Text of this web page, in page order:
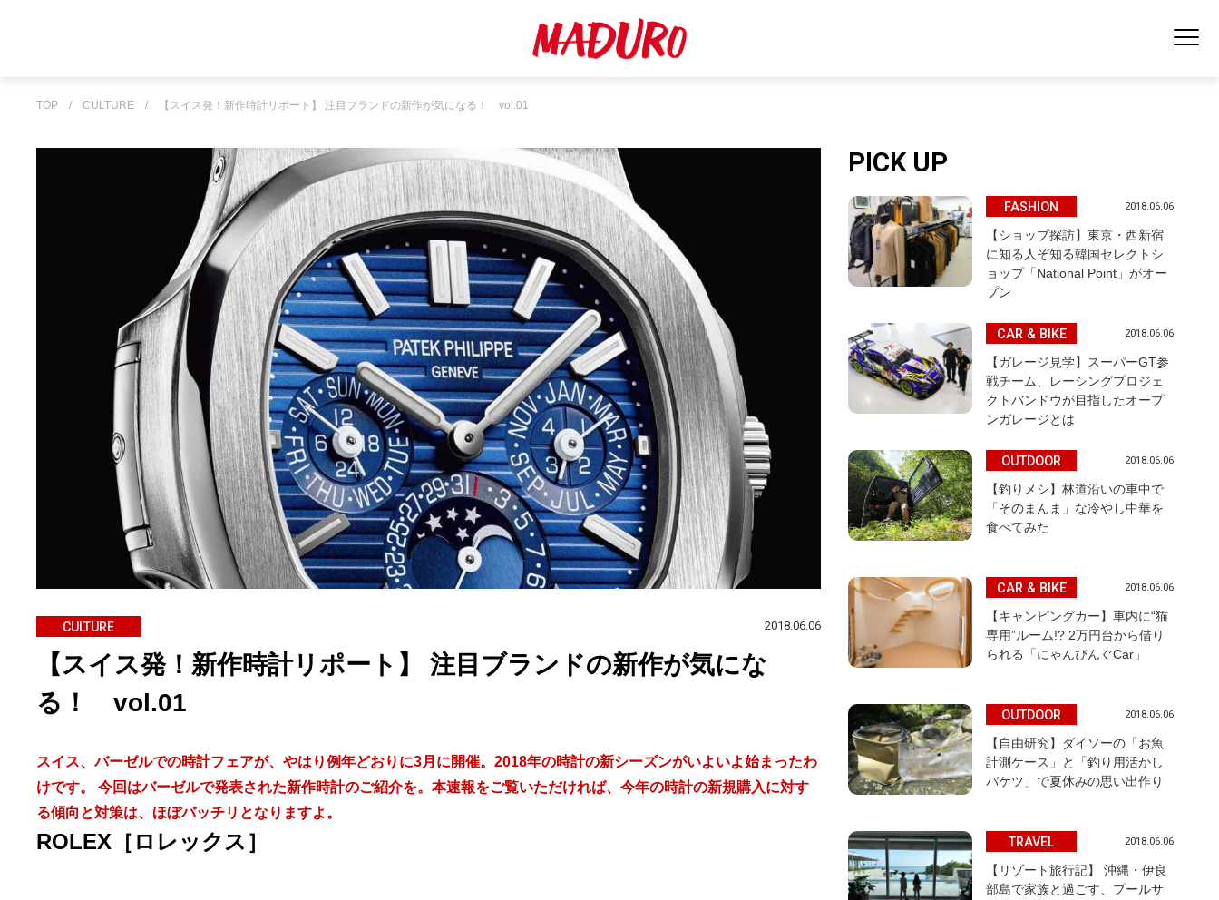
TOP / CULTURE / 【スイス発！新作時計リポート】 注目ブランドの新作が気になる！ vol.01
CULTURE 2018.06.06
【スイス発！新作時計リポート】 注目ブランドの新作が気にな
る！ vol.01
スイス、バーゼルでの時計フェアが、やはり例年どおりに3月に開催。2018年の時計の新シーズンがいよいよ始まったわ
けです。 今回はバーゼルで発表された新作時計のご紹介を。本速報をご覧いただければ、今年の時計の新規購入に対す
る傾向と対策は、ほぼバッチリとなりますよ。
ROLEX［ロレックス］
PICK UP
FASHION 2018.06.06
【ショップ探訪】東京・西新宿
に知る人ぞ知る韓国セレクトシ
ョップ「National Point」がオー
プン
CAR & BIKE 2018.06.06
【ガレージ見学】スーパーGT参
戦チーム、レーシングプロジェ
クトバンドウが目指したオープ
ンガレージとは
OUTDOOR 2018.06.06
【釣りメシ】林道沿いの車中で
「そのまんま」な冷やし中華を
食べてみた
CAR & BIKE 2018.06.06
【キャンピングカー】車内に“猫
専用”ルーム!? 2万円台から借り
られる「にゃんぴんぐCar」
OUTDOOR 2018.06.06
【自由研究】ダイソーの「お魚
計測ケース」と「釣り用活かし
バケツ」で夏休みの思い出作り
TRAVEL 2018.06.06
【リゾート旅行記】 沖縄・伊良
部島で家族と過ごす、プールサ